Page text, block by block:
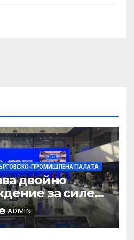
ПРОМИШЛЕНА ПАЛAТА
двойно
за силен
бури
ADMIN